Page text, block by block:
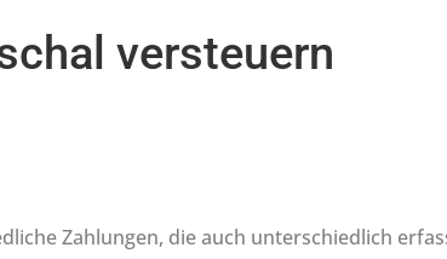
versteuern
Zahlungen, die auch unterschiedlich